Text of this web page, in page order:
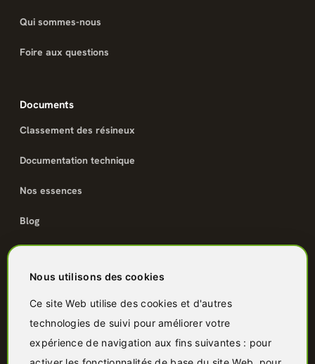
Nous utilisons des cookies
Ce site Web utilise des cookies et d'autres
technologies de suivi pour améliorer votre
expérience de navigation aux fins suivantes : pour
Qui sommes-nous
Foire aux questions
Documents
Classement des résineux
Documentation technique
Nos essences
Blog
Catalogue
Terrasse bois
Bardage bois
Charpente & ossature